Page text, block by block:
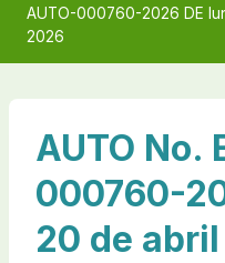
AUTO-000760-2026 DE
2026
AUTO No.
000760-
20 de